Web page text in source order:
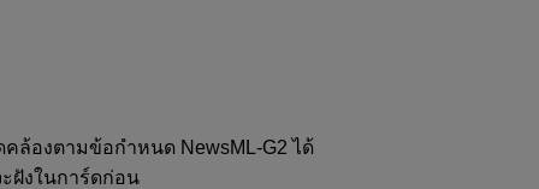
คล้องตามข้อกำหนด NewsML-G2 ได้
ฝังในการ์ดก่อน